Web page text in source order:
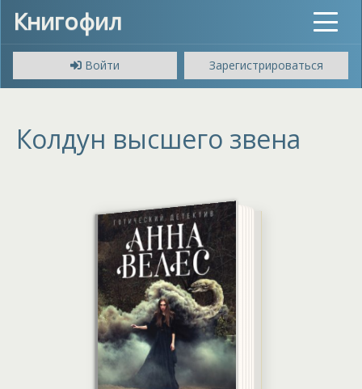
Книгофил
Toggle
Войти
Зарегистрироваться
Колдун высшего звена